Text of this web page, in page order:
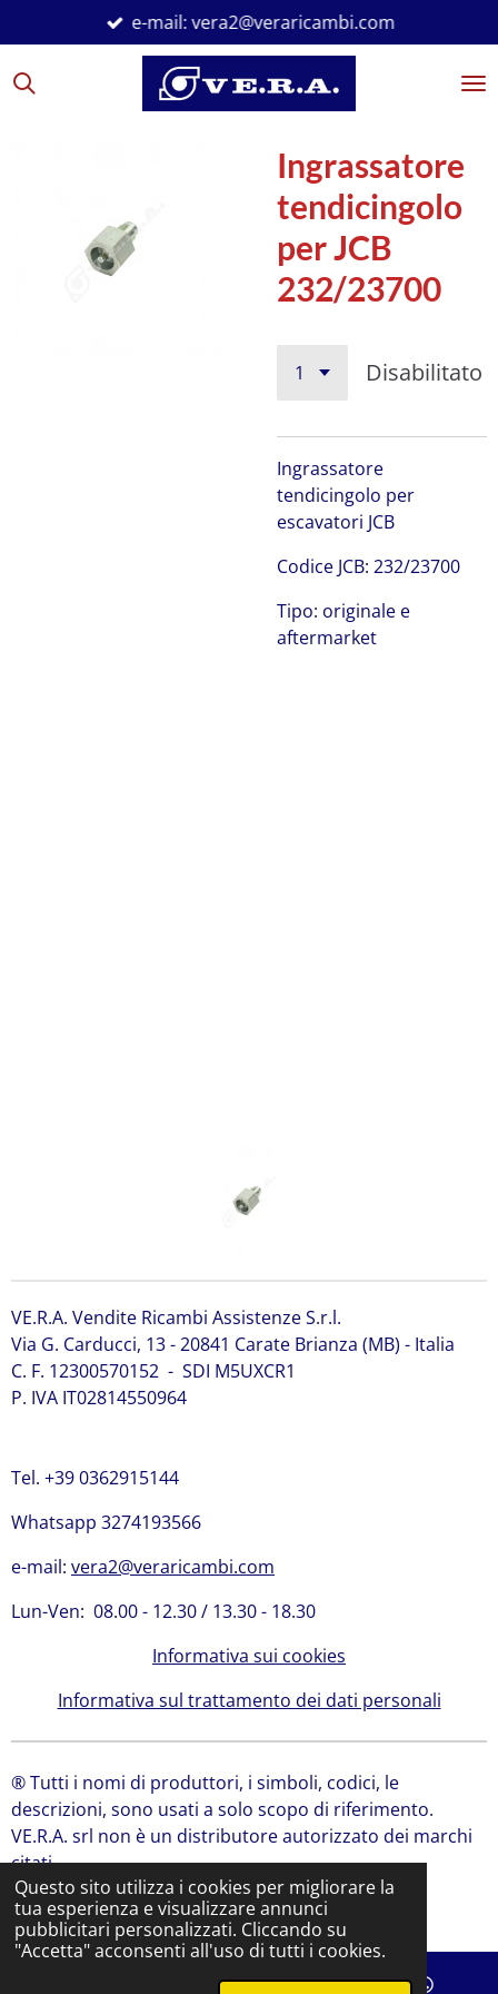
Questo sito utilizza i cookies per migliorare la
tua esperienza e visualizzare annunci
pubblicitari personalizzati. Cliccando su
"Accetta" acconsenti all'uso di tutti i cookies.
al
contenuto
e-mail: vera2@veraricambi.com
Ingrassatore
tendicingolo
per JCB
232/23700
Disabilitato
Ingrassatore
tendicingolo per
escavatori JCB
Codice JCB: 232/23700
Tipo: originale e
aftermarket
VE.R.A. Vendite Ricambi Assistenze S.r.l.
Via G. Carducci, 13 - 20841 Carate Brianza (MB) - Italia
C. F. 12300570152 - SDI M5UXCR1
P. IVA IT02814550964
Tel. +39 0362915144
Whatsapp 3274193566
e-mail: vera2@veraricambi.com
Lun-Ven: 08.00 - 12.30 / 13.30 - 18.30
Informativa sui cookies
Informativa sul trattamento dei dati personali
® Tutti i nomi di produttori, i simboli, codici, le
descrizioni, sono usati a solo scopo di riferimento.
VE.R.A. srl non è un distributore autorizzato dei marchi
citati.
© 2024 VE.R.A. Srl | Ricambi Bobcat, Ricambi JCB
Fornito daWebador